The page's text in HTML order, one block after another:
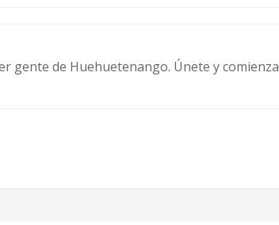
gente de Huehuetenango. Únete y